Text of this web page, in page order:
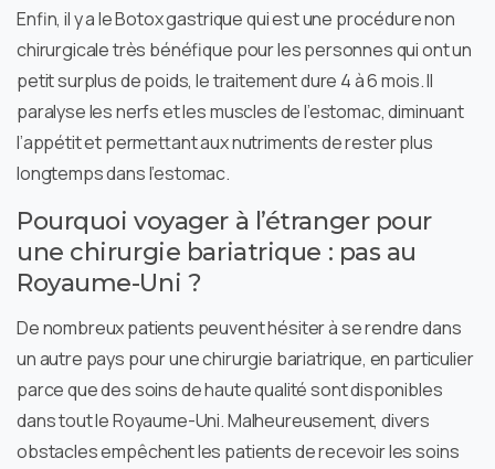
Enfin, il y a le Botox gastrique qui est une procédure non
chirurgicale très bénéfique pour les personnes qui ont un
petit surplus de poids, le traitement dure 4 à 6 mois. Il
paralyse les nerfs et les muscles de l’estomac, diminuant
l’appétit et permettant aux nutriments de rester plus
longtemps dans l’estomac.
Pourquoi voyager à l’étranger pour
une chirurgie bariatrique : pas au
Royaume-Uni ?
De nombreux patients peuvent hésiter à se rendre dans
un autre pays pour une chirurgie bariatrique, en particulier
parce que des soins de haute qualité sont disponibles
dans tout le Royaume-Uni. Malheureusement, divers
obstacles empêchent les patients de recevoir les soins